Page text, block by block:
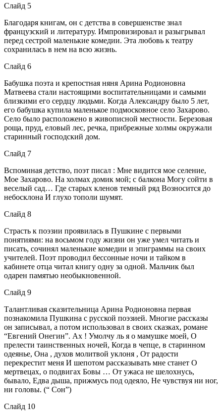
Слайд 5
Благодаря книгам, он с детства в совершенстве знал
французский и литературу. Импровизировал и разыгрывал
перед сестрой маленькие комедии. Эта любовь к театру
сохранилась в нем на всю жизнь.
Слайд 6
Бабушка поэта и крепостная няня Арина Родионовна
Матвеева стали настоящими воспитательницами и самыми
близкими его сердцу людьми. Когда Александру было 5 лет,
его бабушка купила маленькое подмосковное село Захарово.
Село было расположено в живописной местности. Березовая
роща, пруд, еловый лес, речка, прибрежные холмы окружали
старинный господский дом.
Слайд 7
Вспоминая детство, поэт писал : Мне видится мое селение,
Мое Захарово. На холмах домик мой; с балкона Могу сойти в
веселый сад… Где старых кленов темный ряд Возносится до
небосклона И глухо тополи шумят.
Слайд 8
Страсть к поэзии проявилась в Пушкине с первыми
понятиями: на восьмом году жизни он уже умел читать и
писать, сочинял маленькие комедии и эпиграммы на своих
учителей. Поэт проводил бессонные ночи и тайком в
кабинете отца читал книгу одну за одной. Мальчик был
одарен памятью необыкновенной.
Слайд 9
Талантливая сказительница Арина Родионовна первая
познакомила Пушкина с русской поэзией. Многие рассказы
он записывал, а потом использовал в своих сказках, романе
“Евгений Онегин”. Ах ! Умолчу ль я о мамушке моей, О
прелести таинственных ночей, Когда в чепце, в старинном
одеянье, Она , духов молитвой уклоня , От радости
перекрестит меня И шепотом рассказывать мне станет О
мертвецах, о подвигах Бовы … От ужаса не шелохнусь,
бывало, Едва дыша, прижмусь под одеяло, Не чувствуя ни ног,
ни головы. (“ Сон”)
Слайд 10